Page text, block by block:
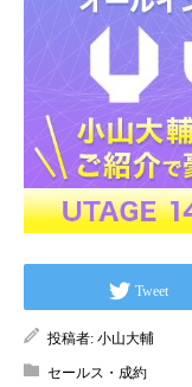
Tweet
投稿者: 小山大輔
セールス・成約